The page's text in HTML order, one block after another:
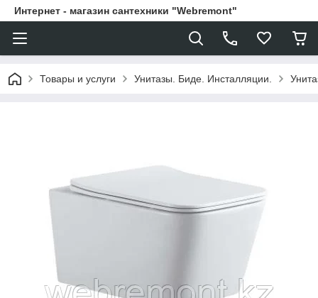
Интернет - магазин сантехники "Webremont"
Товары и услуги Унитазы. Биде. Инсталляции.